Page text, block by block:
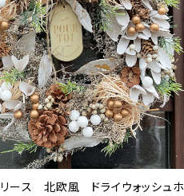
リース 北欧風 ドライウォッシュホ